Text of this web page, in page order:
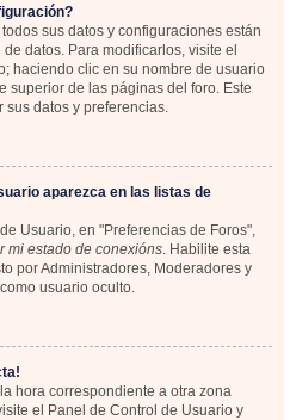
sus datos y configuraciones están
datos. Para modificarlos, visite el
haciendo clic en su nombre de usuario
superior de las páginas del foro. Este
sus datos y preferencias.
aparezca en las listas de
Usuario, en "Preferencias de Foros",
mi estado de conexións. Habilite esta
por Administradores, Moderadores y
usuario oculto.
hora correspondiente a otra zona
el Panel de Control de Usuario y